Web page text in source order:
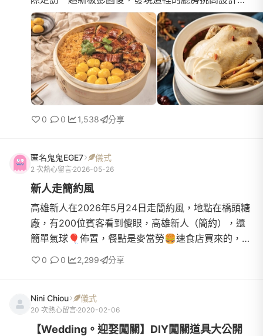
常大氣、氣氛極佳，完全符合我們對神聖婚禮的期
待，而且老字號的彭...
0 0 1,538 分享
匿名鬼鬼EGE7 儀式
2 次熱心留言 2026-05-26
新人走簡約風
高雄新人在2026年5月24日走簡約風，地點在橋頭糖
廠，有200位賓客看到傻眼，高雄新人（簡約），還
簡單氣球🎈佈置，餐點是麥當勞🍔速食店買來的，餐
點通通都是速食店，買來薯條🍟、炸雞🍗在婚宴現
場，實在ㄊ太違和，所有的...
0 0 2,299 分享
Nini Chiou 儀式
20 次熱心留言 2020-02-06
【Wedding。迎娶闖關】DIY闖關道具大公開